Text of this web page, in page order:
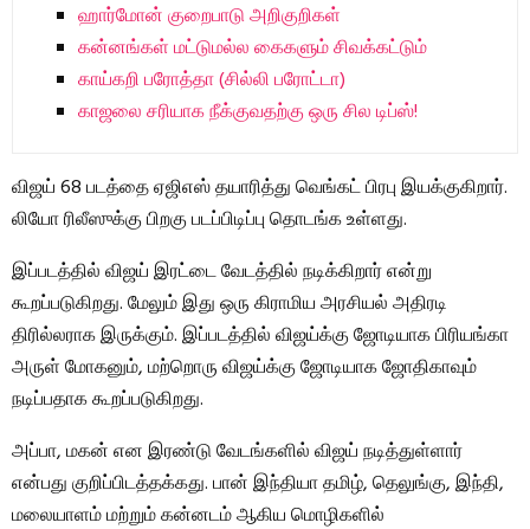
ஹார்மோன் குறைபாடு அறிகுறிகள்
கன்னங்கள் மட்டுமல்ல கைகளும் சிவக்கட்டும்
காய்கறி பரோத்தா (சில்லி பரோட்டா)
காஜலை சரியாக நீக்குவதற்கு ஒரு சில டிப்ஸ்!
விஜய் 68 படத்தை ஏஜிஎஸ் தயாரித்து வெங்கட் பிரபு இயக்குகிறார்.
லியோ ரிலீஸுக்கு பிறகு படப்பிடிப்பு தொடங்க உள்ளது.
இப்படத்தில் விஜய் இரட்டை வேடத்தில் நடிக்கிறார் என்று
கூறப்படுகிறது. மேலும் இது ஒரு கிராமிய அரசியல் அதிரடி
திரில்லராக இருக்கும். இப்படத்தில் விஜய்க்கு ஜோடியாக பிரியங்கா
அருள் மோகனும், மற்றொரு விஜய்க்கு ஜோடியாக ஜோதிகாவும்
நடிப்பதாக கூறப்படுகிறது.
அப்பா, மகன் என இரண்டு வேடங்களில் விஜய் நடித்துள்ளார்
என்பது குறிப்பிடத்தக்கது. பான் இந்தியா தமிழ், தெலுங்கு, இந்தி,
மலையாளம் மற்றும் கன்னடம் ஆகிய மொழிகளில்